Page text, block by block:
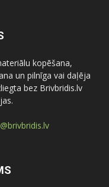
kopēšana,
un pilnīga vai daļēja
bez Brivbridis.lv